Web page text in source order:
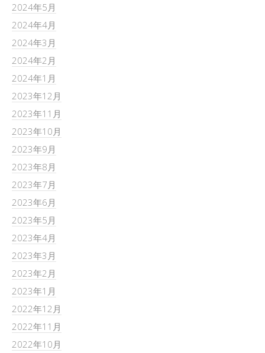
2024年5月
2024年4月
2024年3月
2024年2月
2024年1月
2023年12月
2023年11月
2023年10月
2023年9月
2023年8月
2023年7月
2023年6月
2023年5月
2023年4月
2023年3月
2023年2月
2023年1月
2022年12月
2022年11月
2022年10月